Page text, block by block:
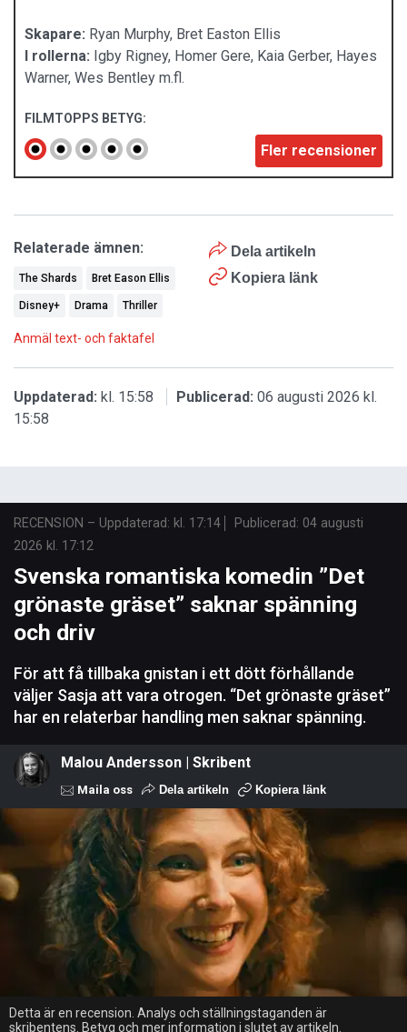
Skapare: Ryan Murphy, Bret Easton Ellis
I rollerna: Igby Rigney, Homer Gere, Kaia Gerber, Hayes
Warner, Wes Bentley m.fl.
FILMTOPPS BETYG:
Fler recensioner
Dela artikeln
Kopiera länk
Relaterade ämnen:
The Shards Bret Eason Ellis
Disney+ Drama Thriller
Anmäl text- och faktafel
Uppdaterad: kl. 15:58 Publicerad: 06 augusti 2026 kl.
15:58
RECENSION – Uppdaterad: kl. 17:14 Publicerad: 04 augusti
2026 kl. 17:12
Svenska romantiska komedin ”Det
grönaste gräset” saknar spänning
och driv
För att få tillbaka gnistan i ett dött förhållande
väljer Sasja att vara otrogen. “Det grönaste gräset”
har en relaterbar handling men saknar spänning.
Malou Andersson | Skribent
Maila oss Dela artikeln Kopiera länk
Detta är en recension. Analys och ställningstaganden är
skribentens. Betyg och mer information i slutet av artikeln.